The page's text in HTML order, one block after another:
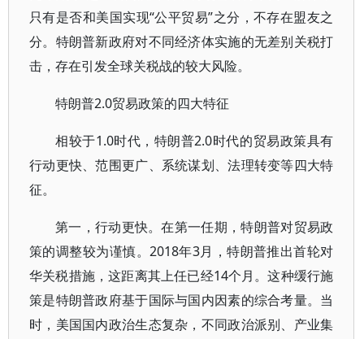
只有是否和美国实现“公平贸易”之分，不存在盟友之
分。特朗普新政府对不同经济体实施的无差别关税打
击，存在引发全球关税战的较大风险。
特朗普2.0贸易政策的四大特征
相较于1.0时代，特朗普2.0时代的贸易政策具有
行动更快、范围更广、系统谋划、法理转变等四大特
征。
第一，行动更快。在第一任期，特朗普对贸易政
策的调整较为谨慎。2018年3月，特朗普推出首轮对
华关税措施，这距离其上任已经14个月。这种缓行施
策是特朗普政府基于国际与国内因素的综合考量。当
时，美国国内政治生态复杂，不同政治派别、产业集